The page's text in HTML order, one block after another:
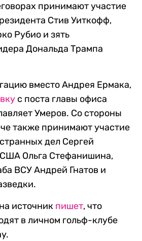
принимают участие
Стив Уиткофф,
Рубио и зять
Дональда Трампа
вместо Андрея Ермака,
с поста главы офиса
Умеров. Со стороны
также принимают участие
дел Сергей
Ольга Стефанишина,
ВСУ Андрей Гнатов и
источник пишет, что
в личном гольф-клубе